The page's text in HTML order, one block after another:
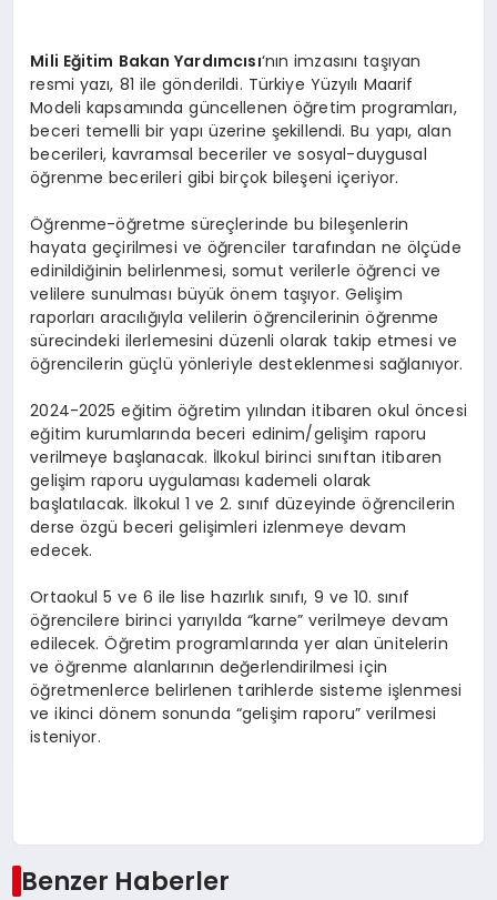
Mili Eğitim Bakan Yardımcısı‘nın imzasını taşıyan
resmi yazı, 81 ile gönderildi. Türkiye Yüzyılı Maarif
Modeli kapsamında güncellenen öğretim programları,
beceri temelli bir yapı üzerine şekillendi. Bu yapı, alan
becerileri, kavramsal beceriler ve sosyal-duygusal
öğrenme becerileri gibi birçok bileşeni içeriyor.
Öğrenme-öğretme süreçlerinde bu bileşenlerin
hayata geçirilmesi ve öğrenciler tarafından ne ölçüde
edinildiğinin belirlenmesi, somut verilerle öğrenci ve
velilere sunulması büyük önem taşıyor. Gelişim
raporları aracılığıyla velilerin öğrencilerinin öğrenme
sürecindeki ilerlemesini düzenli olarak takip etmesi ve
öğrencilerin güçlü yönleriyle desteklenmesi sağlanıyor.
2024-2025 eğitim öğretim yılından itibaren okul öncesi
eğitim kurumlarında beceri edinim/gelişim raporu
verilmeye başlanacak. İlkokul birinci sınıftan itibaren
gelişim raporu uygulaması kademeli olarak
başlatılacak. İlkokul 1 ve 2. sınıf düzeyinde öğrencilerin
derse özgü beceri gelişimleri izlenmeye devam
edecek.
Ortaokul 5 ve 6 ile lise hazırlık sınıfı, 9 ve 10. sınıf
öğrencilere birinci yarıyılda “karne” verilmeye devam
edilecek. Öğretim programlarında yer alan ünitelerin
ve öğrenme alanlarının değerlendirilmesi için
öğretmenlerce belirlenen tarihlerde sisteme işlenmesi
ve ikinci dönem sonunda “gelişim raporu” verilmesi
isteniyor.
Benzer Haberler